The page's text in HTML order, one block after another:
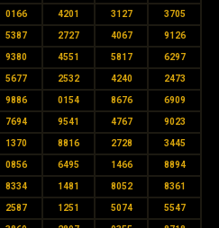
0166 4201 3127 3705
5387 2727 4067 9126
9380 4551 5817 6297
5677 2532 4240 2473
9886 0154 8676 6909
7694 9541 4767 9023
1370 8816 2728 3445
0856 6495 1466 8894
8334 1481 8052 8361
2587 1251 5074 5547